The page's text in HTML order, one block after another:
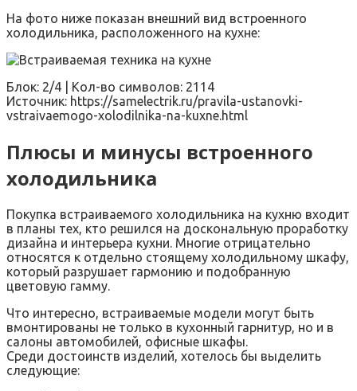
На фото ниже показан внешний вид встроенного
холодильника, расположенного на кухне:
Блок: 2/4 | Кол-во символов: 2114
Источник: https://samelectrik.ru/pravila-ustanovki-
vstraivaemogo-xolodilnika-na-kuxne.html
Плюсы и минусы встроенного
холодильника
Покупка встраиваемого холодильника на кухню входит
в планы тех, кто решился на доскональную проработку
дизайна и интерьера кухни. Многие отрицательно
относятся к отдельно стоящему холодильному шкафу,
который разрушает гармонию и подобранную
цветовую гамму.
Что интересно, встраиваемые модели могут быть
вмонтированы не только в кухонный гарнитур, но и в
салоны автомобилей, офисные шкафы.
Среди достоинств изделий, хотелось бы выделить
следующие: